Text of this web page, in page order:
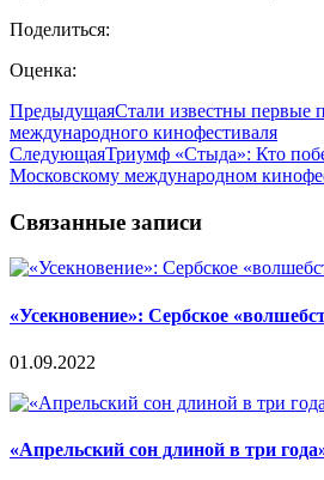
Поделиться:
Оценка:
ПредыдущаяСтали известны первые
международного кинофестиваля
СледующаяТриумф «Стыда»: Кто
Московскому международном
Связанные записи
«Усекновение»: Сербское
01.09.2022
«Апрельский сон длиной в три